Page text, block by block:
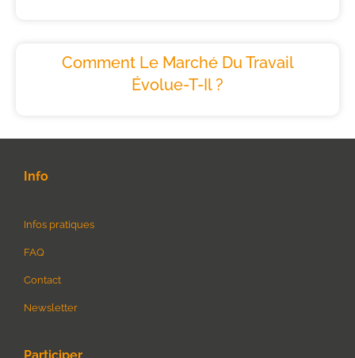
Comment Le Marché Du Travail
Évolue-T-Il ?
Info
Infos pratiques
FAQ
Contact
Newsletter